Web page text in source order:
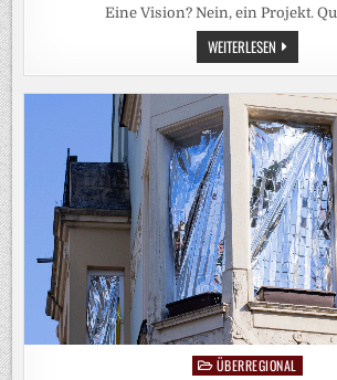
Eine Vision? Nein, ein Projekt.
WEITERLESEN ENERGIE
AUS
DER
SAHARA:
STRÖMT
DER
PostedÜBERREGIONAL